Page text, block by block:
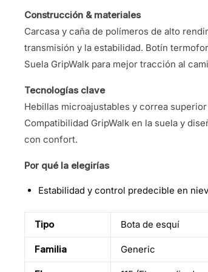
Construcción & materiales
Carcasa y caña de polímeros de alto
transmisión y la estabilidad. Botín
Suela GripWalk para mejor tracción al
Tecnologías clave
Hebillas microajustables y correa
Compatibilidad GripWalk en la suela y
con confort.
Por qué la elegirías
Estabilidad y control predecible en
Tipo Bota de esquí
Familia Generic